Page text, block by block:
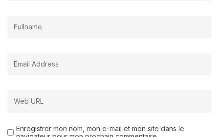
Enregistrer mon nom, mon e-mail et mon site dans le